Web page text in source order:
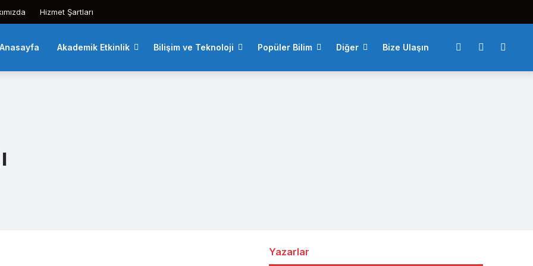
Hizmet Şartları
Anasayfa Akademik Etkinlik Bilişim ve Teknoloji Popüler Bilim Diğer Bize Ulaşın
Yazarlar